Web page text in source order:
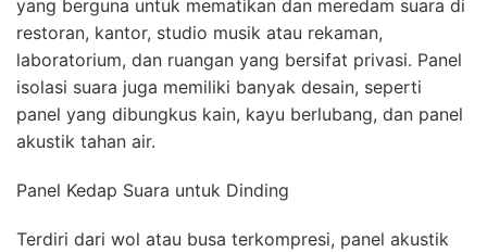
yang berguna untuk mematikan dan meredam suara di
restoran, kantor, studio musik atau rekaman,
laboratorium, dan ruangan yang bersifat privasi. Panel
isolasi suara juga memiliki banyak desain, seperti
panel yang dibungkus kain, kayu berlubang, dan panel
akustik tahan air.
Panel Kedap Suara untuk Dinding
Terdiri dari wol atau busa terkompresi, panel akustik